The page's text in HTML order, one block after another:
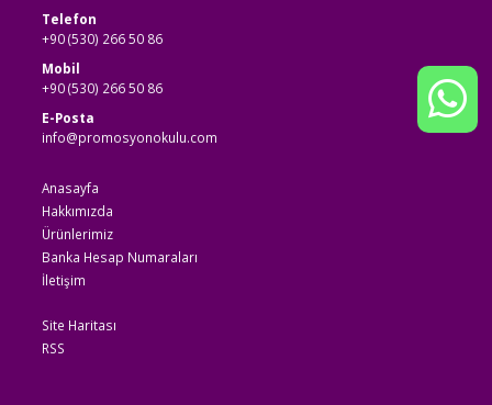
Telefon
+90 (530) 266 50 86
Mobil
+90 (530) 266 50 86
E-Posta
info@promosyonokulu.com
Anasayfa
Hakkımızda
Ürünlerimiz
Banka Hesap Numaraları
İletişim
Site Haritası
RSS